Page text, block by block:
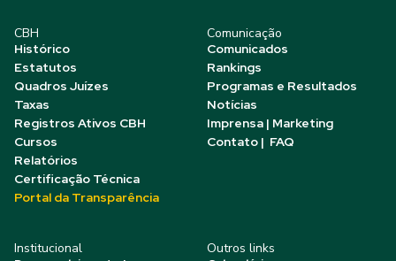
CBH
Histórico
Estatutos
Quadros Juízes
Taxas
Registros Ativos CBH
Cursos
Relatórios
Certificação Técnica
Portal da Transparência
Comunicação
Comunicados
Rankings
Programas e Resultados
Notícias
Imprensa | Marketing
Contato | FAQ
Institucional Outros links